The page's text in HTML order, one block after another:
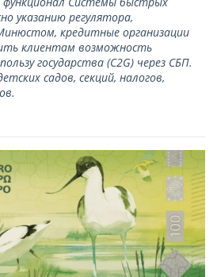
указанию регулятора,
кредитные организации
клиентам возможность
государства (С2G) через СБП.
садов, секций, налогов,